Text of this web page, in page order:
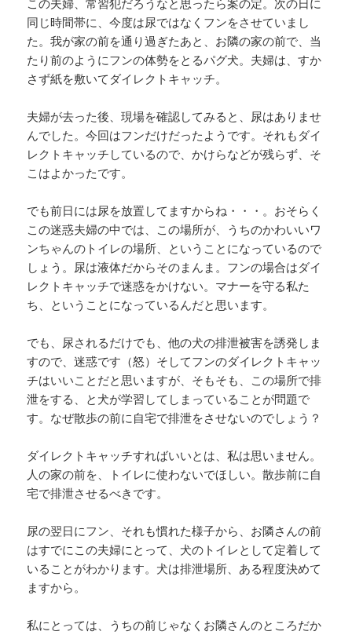
この夫婦、常習犯だろうなと思ったら案の定。次の日に
同じ時間帯に、今度は尿ではなくフンをさせていまし
た。我が家の前を通り過ぎたあと、お隣の家の前で、当
たり前のようにフンの体勢をとるパグ犬。夫婦は、すか
さず紙を敷いてダイレクトキャッチ。
夫婦が去った後、現場を確認してみると、尿はありませ
んでした。今回はフンだけだったようです。それもダイ
レクトキャッチしているので、かけらなどが残らず、そ
こはよかったです。
でも前日には尿を放置してますからね・・・。おそらく
この迷惑夫婦の中では、この場所が、うちのかわいいワ
ンちゃんのトイレの場所、ということになっているので
しょう。尿は液体だからそのまんま。フンの場合はダイ
レクトキャッチで迷惑をかけない。マナーを守る私た
ち、ということになっているんだと思います。
でも、尿されるだけでも、他の犬の排泄被害を誘発しま
すので、迷惑です（怒）そしてフンのダイレクトキャッ
チはいいことだと思いますが、そもそも、この場所で排
泄をする、と犬が学習してしまっていることが問題で
す。なぜ散歩の前に自宅で排泄をさせないのでしょう？
ダイレクトキャッチすればいいとは、私は思いません。
人の家の前を、トイレに使わないでほしい。散歩前に自
宅で排泄させるべきです。
尿の翌日にフン、それも慣れた様子から、お隣さんの前
はすでにこの夫婦にとって、犬のトイレとして定着して
いることがわかります。犬は排泄場所、ある程度決めて
ますから。
私にとっては、うちの前じゃなくお隣さんのところだか